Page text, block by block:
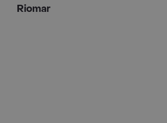
Riomar